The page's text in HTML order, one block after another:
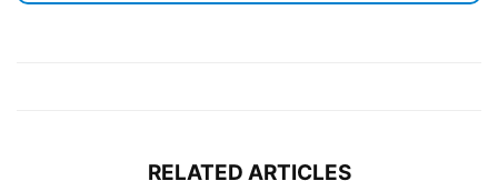
RELATED ARTICLES